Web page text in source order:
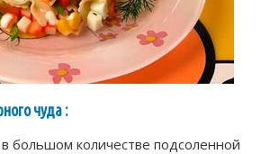
чуда :
большом количестве подсоленной